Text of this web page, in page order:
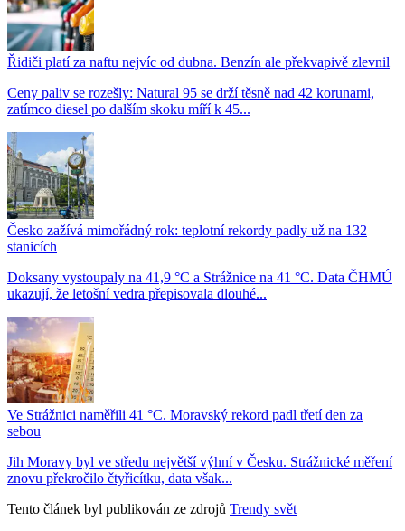
Řidiči platí za naftu nejvíc od dubna. Benzín ale překvapivě zlevnil
Ceny paliv se rozešly: Natural 95 se drží těsně nad 42 korunami,
zatímco diesel po dalším skoku míří k 45...
Česko zažívá mimořádný rok: teplotní rekordy padly už na 132
stanicích
Doksany vystoupaly na 41,9 °C a Strážnice na 41 °C. Data ČHMÚ
ukazují, že letošní vedra přepisovala dlouhé...
Ve Strážnici naměřili 41 °C. Moravský rekord padl třetí den za
sebou
Jih Moravy byl ve středu největší výhní v Česku. Strážnické měření
znovu překročilo čtyřicítku, data však...
Tento článek byl publikován ze zdrojů Trendy svět